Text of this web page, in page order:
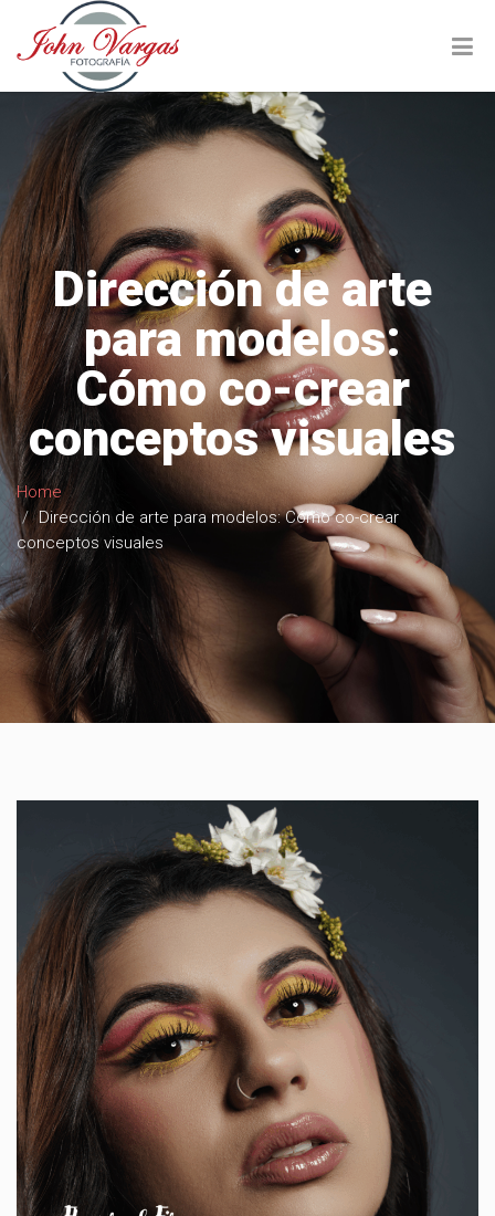
Dirección de arte
para modelos:
Cómo co-crear
conceptos visuales
Home
Dirección de arte para modelos: Cómo co-crear
conceptos visuales